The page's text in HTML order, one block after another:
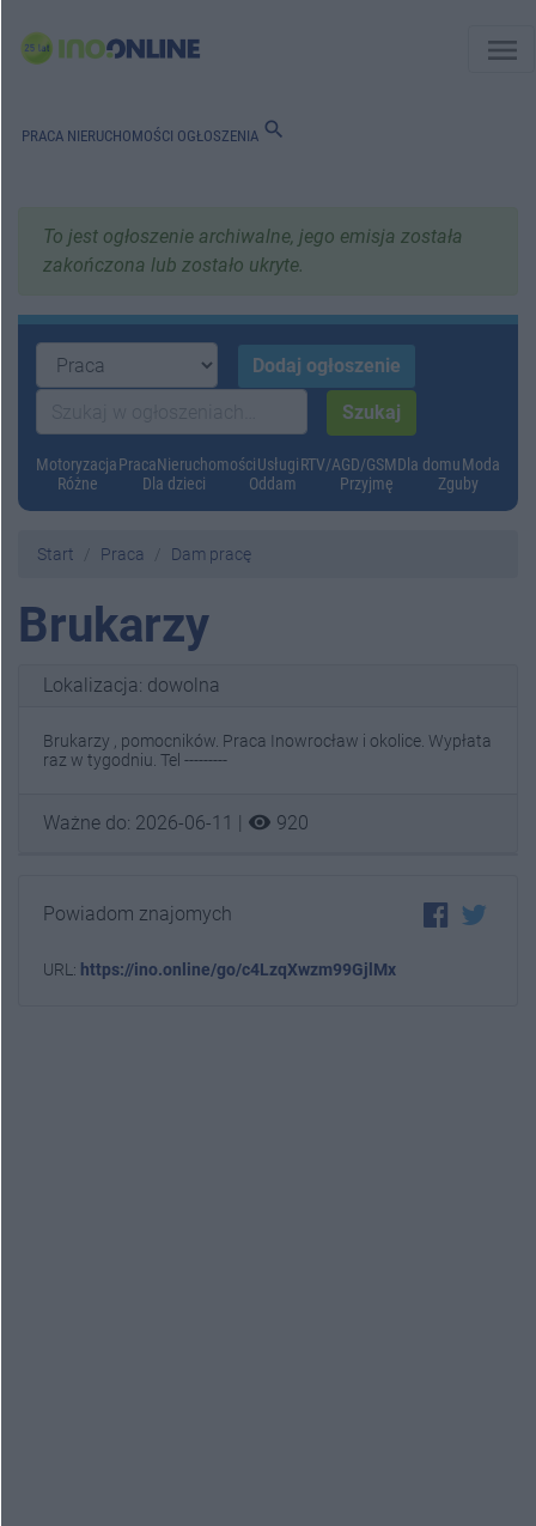
menu
PRACA NIERUCHOMOŚCI OGŁOSZENIA search
To jest ogłoszenie archiwalne, jego emisja została
zakończona lub zostało ukryte.
MotoryzacjaPracaNieruchomościUsługiRTV/AGD/GSMDla domuModa
Różne
Dla dzieci Oddam Przyjmę Zguby
Start Praca Dam pracę
Brukarzy
Lokalizacja: dowolna
Brukarzy , pomocników. Praca Inowrocław i okolice. Wypłata
raz w tygodniu. Tel ---------
Ważne do: 2026-06-11 | visibility 920
Powiadom znajomych
URL: https://ino.online/go/c4LzqXwzm99GjlMx